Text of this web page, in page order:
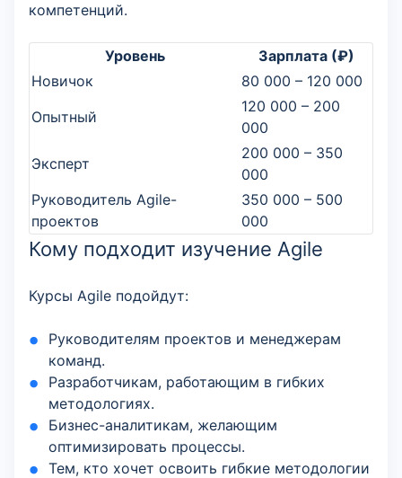
компетенций.
Уровень
Зарплата (₽)
Новичок
80 000 – 120 000
Опытный
120 000 – 200
000
Эксперт
200 000 – 350
000
Руководитель Agile-
проектов
350 000 – 500
000
Кому подходит изучение Agile
Курсы Agile подойдут:
Руководителям проектов и менеджерам
команд.
Разработчикам, работающим в гибких
методологиях.
Бизнес-аналитикам, желающим
оптимизировать процессы.
Тем, кто хочет освоить гибкие методологии